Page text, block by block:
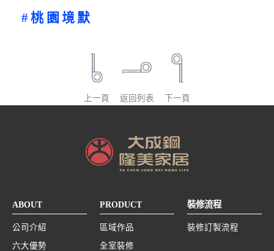
#桃園境默
上一頁 返回列表 下一頁
ABOUT
公司介紹
六大優勢
PRODUCT
區域作品
全室裝修
裝修流程
裝修訂製流程